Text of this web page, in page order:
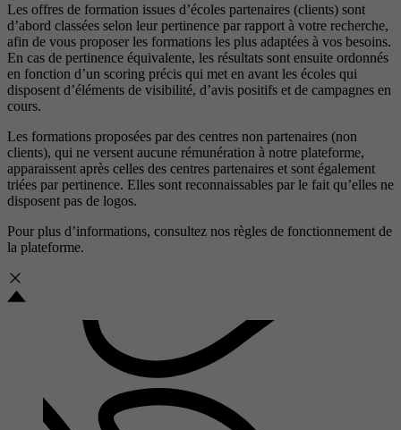
Les offres de formation issues d’écoles partenaires (clients) sont
d’abord classées selon leur pertinence par rapport à votre recherche,
afin de vous proposer les formations les plus adaptées à vos besoins.
En cas de pertinence équivalente, les résultats sont ensuite ordonnés
en fonction d’un scoring précis qui met en avant les écoles qui
disposent d’éléments de visibilité, d’avis positifs et de campagnes en
cours.
Les formations proposées par des centres non partenaires (non
clients), qui ne versent aucune rémunération à notre plateforme,
apparaissent après celles des centres partenaires et sont également
triées par pertinence. Elles sont reconnaissables par le fait qu’elles ne
disposent pas de logos.
Pour plus d’informations, consultez nos règles de fonctionnement de
la plateforme.